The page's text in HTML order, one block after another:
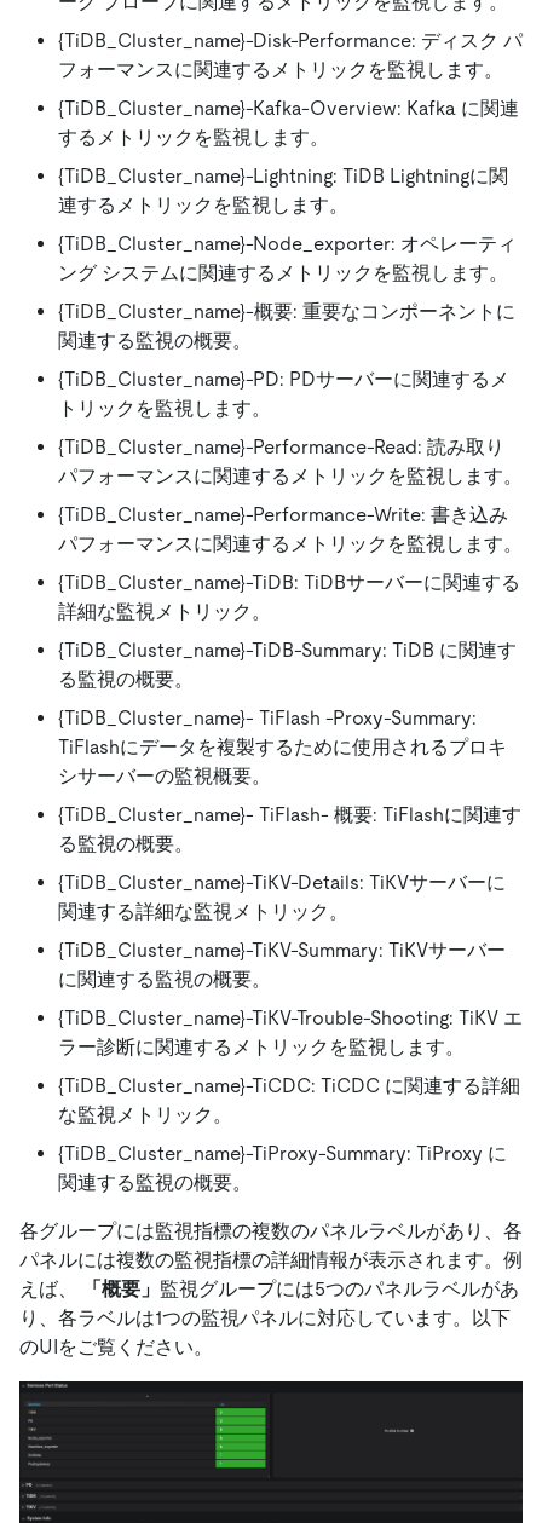
{TiDB_Cluster_name}-Disk-Performance: ディスク パ
フォーマンスに関連するメトリックを監視します。
{TiDB_Cluster_name}-Kafka-Overview: Kafka に関連
するメトリックを監視します。
{TiDB_Cluster_name}-Lightning: TiDB Lightningに関
連するメトリックを監視します。
{TiDB_Cluster_name}-Node_exporter: オペレーティ
ング システムに関連するメトリックを監視します。
{TiDB_Cluster_name}-概要: 重要なコンポーネントに
関連する監視の概要。
{TiDB_Cluster_name}-PD: PDサーバーに関連するメ
トリックを監視します。
{TiDB_Cluster_name}-Performance-Read: 読み取り
パフォーマンスに関連するメトリックを監視します。
{TiDB_Cluster_name}-Performance-Write: 書き込み
パフォーマンスに関連するメトリックを監視します。
{TiDB_Cluster_name}-TiDB: TiDBサーバーに関連する
詳細な監視メトリック。
{TiDB_Cluster_name}-TiDB-Summary: TiDB に関連す
る監視の概要。
{TiDB_Cluster_name}- TiFlash -Proxy-Summary:
TiFlashにデータを複製するために使用されるプロキ
シサーバーの監視概要。
{TiDB_Cluster_name}- TiFlash- 概要: TiFlashに関連す
る監視の概要。
{TiDB_Cluster_name}-TiKV-Details: TiKVサーバーに
関連する詳細な監視メトリック。
{TiDB_Cluster_name}-TiKV-Summary: TiKVサーバー
に関連する監視の概要。
{TiDB_Cluster_name}-TiKV-Trouble-Shooting: TiKV エ
ラー診断に関連するメトリックを監視します。
{TiDB_Cluster_name}-TiCDC: TiCDC に関連する詳細
な監視メトリック。
{TiDB_Cluster_name}-TiProxy-Summary: TiProxy に
関連する監視の概要。
各グループには監視指標の複数のパネルラベルがあり、各
パネルには複数の監視指標の詳細情報が表示されます。例
えば、
「概要」 監視グループには5つのパネルラベルがあ
り、各ラベルは1つの監視パネルに対応しています。以下
のUIをご覧ください。